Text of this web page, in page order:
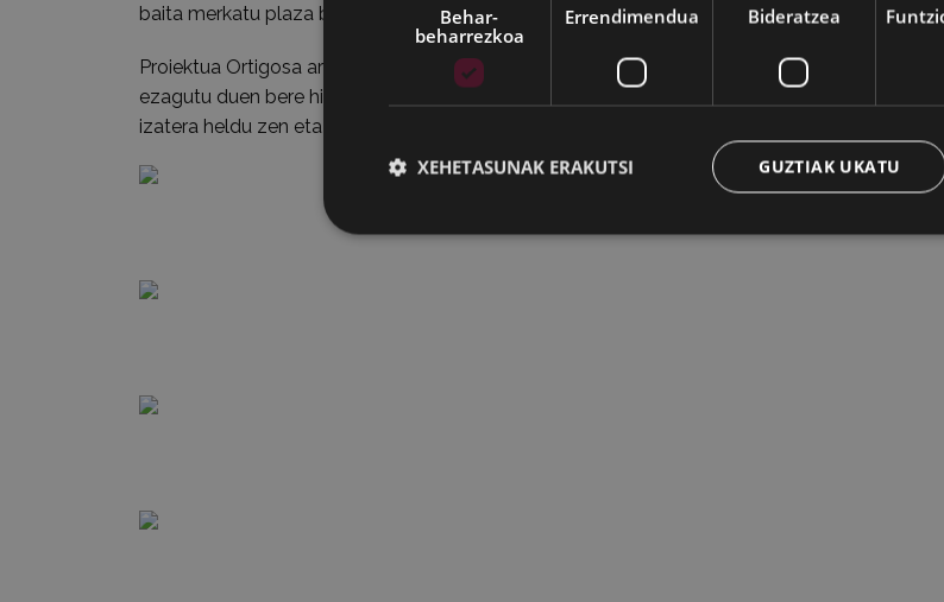
baita merkatu plaza berri bat egitekoa ere.
Proiektua Ortigosa arkitektoarena zen eta Errebaleko komentuak antzina hartzen zuen
ezagutu duen bere hirugarren merkatu plaza edo azoka. 1945eko ekainaren 28an, plazaren
izatera heldu zen eta 1971eko urtarrilaren 27an, behin betiko geratu zen udalaren esku.
Behar-
beharrezkoa
Errendimendua Bideratzea
GUZTIAK UKATU
XEHETASUNAK ERAKUTSI